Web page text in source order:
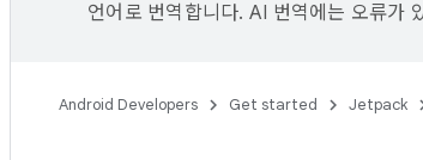
언어로 번역합니다. AI 번역에는 오류가
Android Developers Get started Jetpack